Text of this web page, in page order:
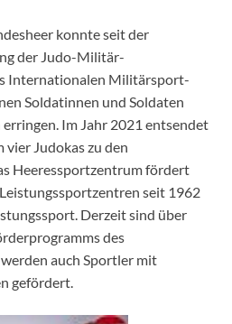
konnte seit der
der Judo-Militär-
Internationalen Militärsport-
Soldatinnen und Soldaten
Im Jahr 2021 entsendet
Judokas zu den
Heeressportzentrum fördert
seit 1962
Derzeit sind über
des
auch Sportler mit
gefördert.